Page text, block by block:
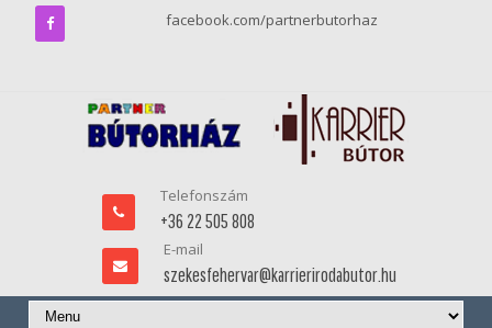
facebook.com/partnerbutorhaz
Telefonszám
+36 22 505 808
E-mail
szekesfehervar@karrierirodabutor.hu